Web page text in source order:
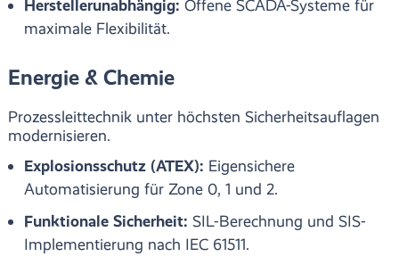
Herstellerunabhängig: Offene SCADA-Systeme für
maximale Flexibilität.
Energie & Chemie
Prozessleittechnik unter höchsten Sicherheitsauflagen
modernisieren.
Explosionsschutz (ATEX): Eigensichere
Automatisierung für Zone 0, 1 und 2.
Funktionale Sicherheit: SIL-Berechnung und SIS-
Implementierung nach IEC 61511.